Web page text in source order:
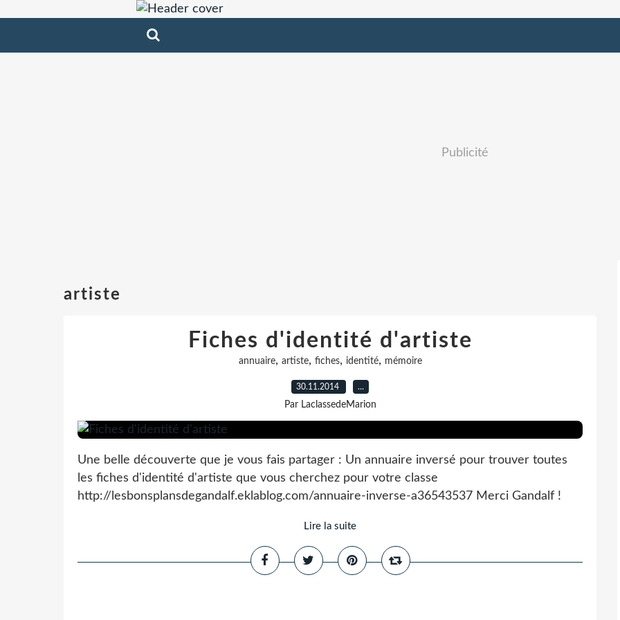
Publicité
artiste
Fiches d'identité d'artiste
annuaire, artiste, fiches, identité, mémoire
30.11.2014 …
Par LaclassedeMarion
Une belle découverte que je vous fais partager : Un annuaire inversé pour trouver toutes
les fiches d'identité d'artiste que vous cherchez pour votre classe
http://lesbonsplansdegandalf.eklablog.com/annuaire-inverse-a36543537 Merci Gandalf !
Lire la suite